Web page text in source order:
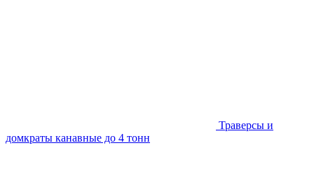
Траверсы и
домкраты канавные до 4 тонн